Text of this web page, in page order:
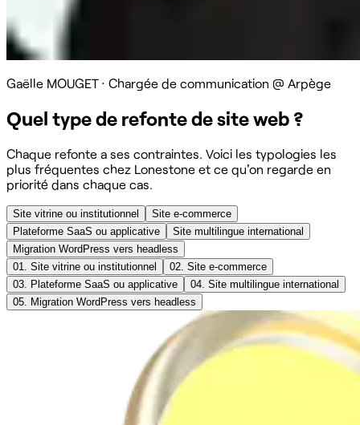
Gaëlle MOUGET · Chargée de communication @ Arpège
Quel type de refonte de site web ?
Chaque refonte a ses contraintes. Voici les typologies les
plus fréquentes chez Lonestone et ce qu'on regarde en
priorité dans chaque cas.
Site vitrine ou institutionnel
Site e-commerce
Plateforme SaaS ou applicative
Site multilingue international
Migration WordPress vers headless
01. Site vitrine ou institutionnel 02. Site e-commerce
03. Plateforme SaaS ou applicative 04. Site multilingue international
05. Migration WordPress vers headless